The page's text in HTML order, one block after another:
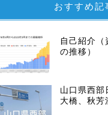
おすすめ記
自己紹介
の推移）
山口県西部
大橋、秋芳